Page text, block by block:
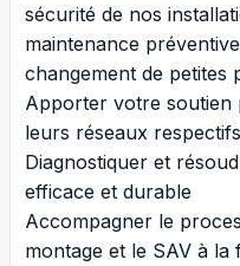
sécurité de nos
maintenance
changement de petites
Apporter votre soutien
leurs réseaux
Diagnostiquer et
efficace et durable
Accompagner le
montage et le SAV à la